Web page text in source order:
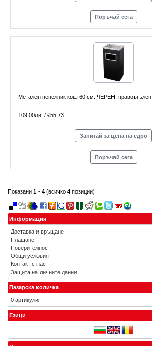
Поръчай сега
Метален пепелник кош 60 см. ЧЕРЕН, правоъгълен
109,00лв. / €55.73
Запитай за цена на едро
Поръчай сега
Показани 1 - 4 (всичко 4 позиции)
Информация
Доставка и връщане
Плащане
Поверителност
Общи условия
Контакт с нас
Защита на личните данни
Пазарска количка
0 артикули
Езици